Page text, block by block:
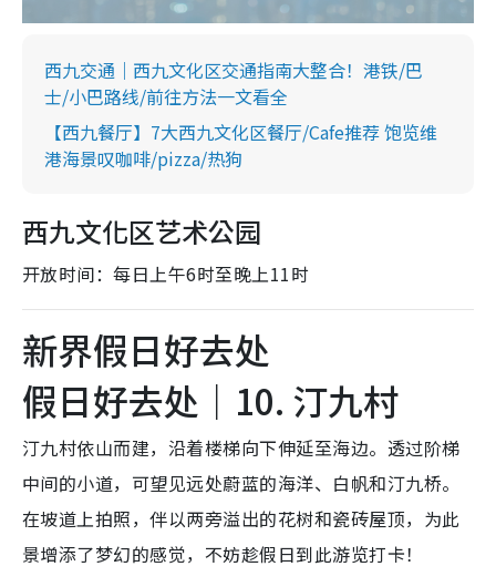
西九交通｜西九文化区交通指南大整合！港铁/巴
士/小巴路线/前往方法一文看全
【西九餐厅】7大西九文化区餐厅/Cafe推荐 饱览维
港海景叹咖啡/pizza/热狗
西九文化区艺术公园
开放时间：每日上午6时至晚上11时
新界假日好去处
假日好去处｜10. 汀九村
汀九村依山而建，沿着楼梯向下伸延至海边。透过阶梯
中间的小道，可望见远处蔚蓝的海洋、白帆和汀九桥。
在坡道上拍照，伴以两旁溢出的花树和瓷砖屋顶，为此
景增添了梦幻的感觉，不妨趁假日到此游览打卡！